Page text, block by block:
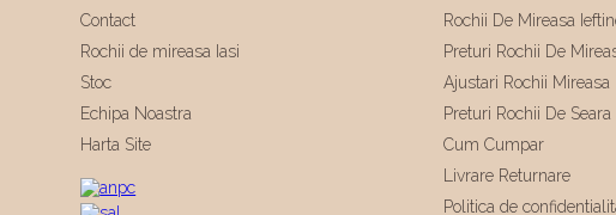
Contact
Rochii de mireasa Iasi
Stoc
Echipa Noastra
Harta Site
Rochii De Mireasa
Preturi Rochii De
Ajustari Rochii Mireasa
Preturi Rochii De Seara
Cum Cumpar
Livrare Returnare
Politica de